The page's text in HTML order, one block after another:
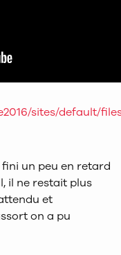
sites/default/
fini un peu en retard
il ne restait plus
et
on a pu